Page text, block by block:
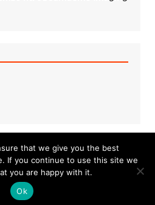
All rights reserved.
that we give you the best
If you continue to use this site we
you are happy with it.
Ok